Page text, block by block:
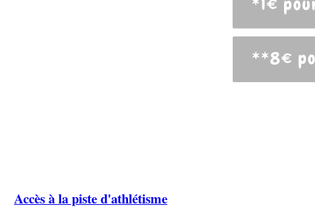
Accès à la piste d'athlétisme